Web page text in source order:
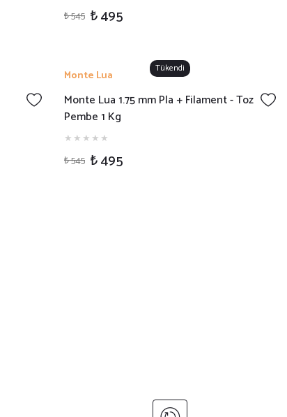
₺ 545 ₺ 495
Tükendi
Monte Lua
Monte Lua 1.75 mm Pla + Filament - Toz
Pembe 1 Kg
₺ 545 ₺ 495